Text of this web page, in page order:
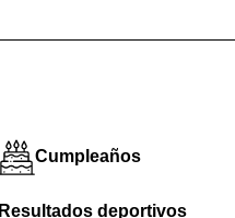
Cumpleaños
Resultados deportivos